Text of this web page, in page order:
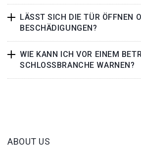
LÄSST SICH DIE TÜR ÖFFNEN
BESCHÄDIGUNGEN?
WIE KANN ICH VOR EINEM
SCHLOSSBRANCHE WARNEN?
ABOUT US